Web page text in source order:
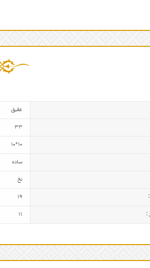
عقیق
33
10*10
ساده
نخ
19
:
11